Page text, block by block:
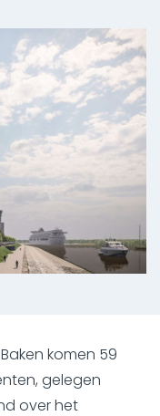
komen 59
gelegen
over het